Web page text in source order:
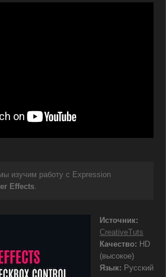
изучим работу с Expression
Effects.
Источник:
CreativeTuts
Качество: HD
(высокое)
Язык: Русский